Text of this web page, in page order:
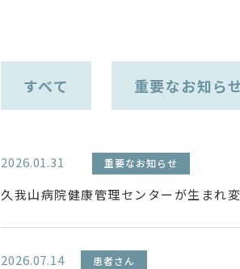
すべて 重要なお知ら
2026.01.31 重要なお知らせ
久我山病院健康管理センターが生まれ
2026.07.14 患者さん